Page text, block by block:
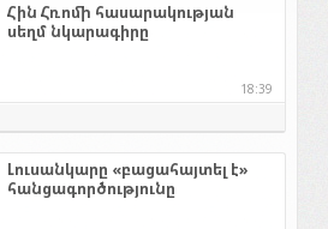
Հին Հռոմի հասարակության
սեղմ նկարագիրը
18:39
Լուսանկարը «բացահայտել է»
հանցագործությունը